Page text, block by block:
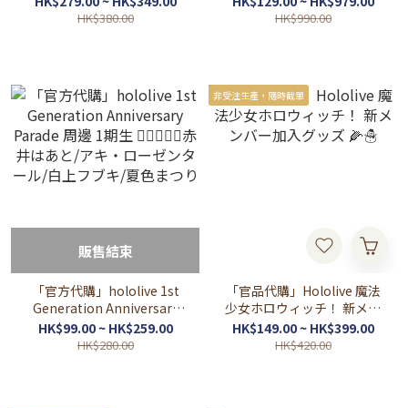
HK$380.00 HK$990.00
販售結束
「官方代購」hololive 1st
Generation Anniversary
Parade 周邊 1期生 ❤️‍🔥🍎🌽🏮
赤井はあと/アキ・ローゼン
HK$99.00 ~ HK$259.00
HK$280.00
非受注生產，隨時截單
「官品代購」Hololive 魔法
少女ホロウィッチ！ 新メン
バー加入グッズ 🌽☃️
HK$149.00 ~ HK$399.00
HK$420.00